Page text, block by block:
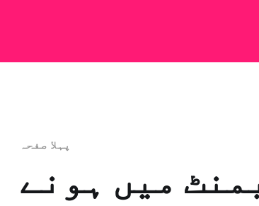
پہلا صفحہ
میں ہونے